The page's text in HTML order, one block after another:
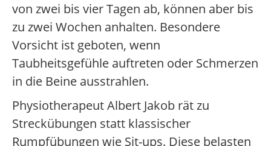
von zwei bis vier Tagen ab, können aber bis
zu zwei Wochen anhalten. Besondere
Vorsicht ist geboten, wenn
Taubheitsgefühle auftreten oder Schmerzen
in die Beine ausstrahlen.
Physiotherapeut Albert Jakob rät zu
Streckübungen statt klassischer
Rumpfübungen wie Sit-ups. Diese belasten